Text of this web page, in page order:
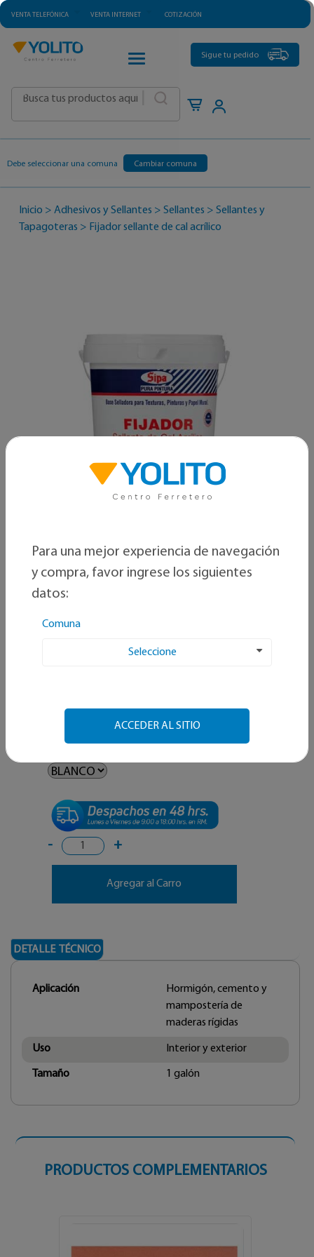
VENTA TELEFÓNICA VENTA INTERNET COTIZACIÓN
CATEGORÍAS
Sigue tu pedido
Debe seleccionar una comuna Cambiar comuna
Inicio > Adhesivos y Sellantes > Sellantes > Sellantes y
Tapagoteras > Fijador sellante de cal acrílico
Fijador sellante de cal acrílico
SKU: 2910002837949
unidades
- +
Agregar al Carro
DETALLE TÉCNICO
Aplicación
Hormigón, cemento y
mampostería de
maderas rígidas
Uso Interior y exterior
Tamaño 1 galón
PRODUCTOS COMPLEMENTARIOS
Para una mejor experiencia de navegación
y compra, favor ingrese los siguientes
datos:
Comuna
Seleccione
ACCEDER AL SITIO